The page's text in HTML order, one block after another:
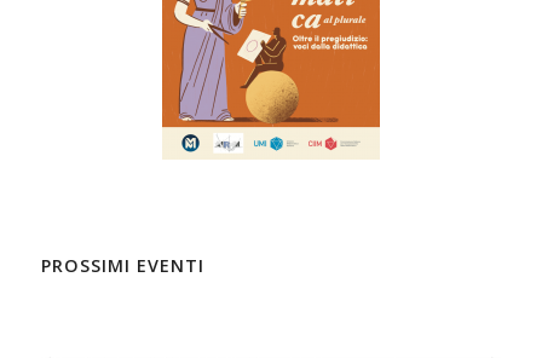
PROSSIMI EVENTI